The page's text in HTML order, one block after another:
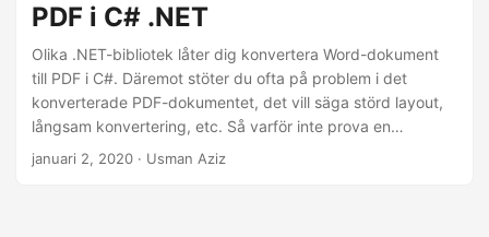
PDF i C# .NET
Olika .NET-bibliotek låter dig konvertera Word-dokument
till PDF i C#. Däremot stöter du ofta på problem i det
konverterade PDF-dokumentet, det vill säga störd layout,
långsam konvertering, etc. Så varför inte prova en
höghastighets- och high-fidelity-konverterare som låter dig
januari 2, 2020 · Usman Aziz